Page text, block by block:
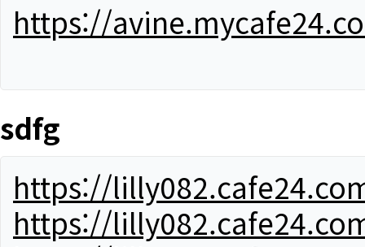
https://
sdfg
https://
https://